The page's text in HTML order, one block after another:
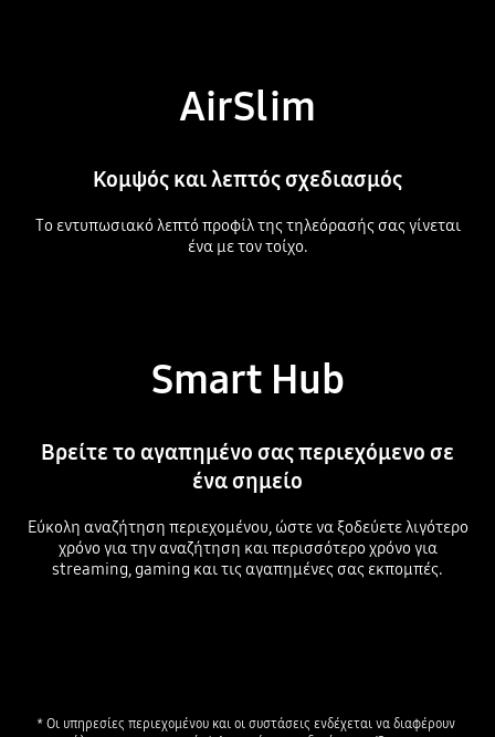
AirSlim
Κομψός και λεπτός σχεδιασμός
Το εντυπωσιακό λεπτό προφίλ της τηλεόρασής σας γίνεται
ένα με τον τοίχο.
Smart Hub
Βρείτε το αγαπημένο σας περιεχόμενο σε
ένα σημείο
Εύκολη αναζήτηση περιεχομένου, ώστε να ξοδεύετε λιγότερο
χρόνο για την αναζήτηση και περισσότερο χρόνο για
streaming, gaming και τις αγαπημένες σας εκπομπές.
* Οι υπηρεσίες περιεχομένου και οι συστάσεις ενδέχεται να διαφέρουν